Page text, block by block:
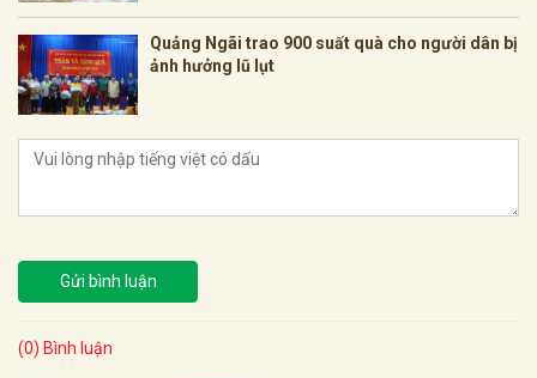
Quảng Ngãi trao 900 suất quà cho người dân bị
ảnh hưởng lũ lụt
Gửi bình luận
(0) Bình luận